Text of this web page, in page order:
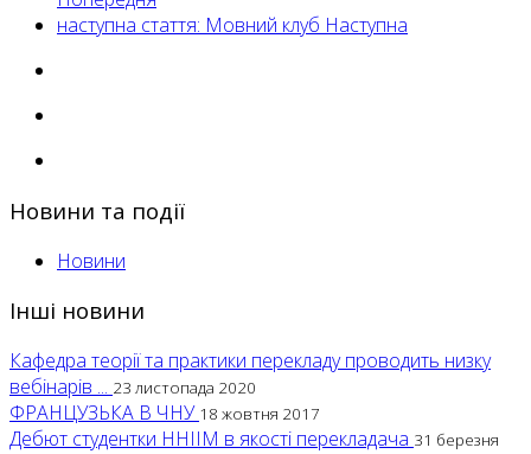
наступна стаття: Мовний клуб Наступна
Новини та події
Новини
Інші новини
Кафедра теорії та практики перекладу проводить низку
вебінарів ... 23 листопада 2020
ФРАНЦУЗЬКА В ЧНУ 18 жовтня 2017
Дебют студентки ННІІМ в якості перекладача 31 березня